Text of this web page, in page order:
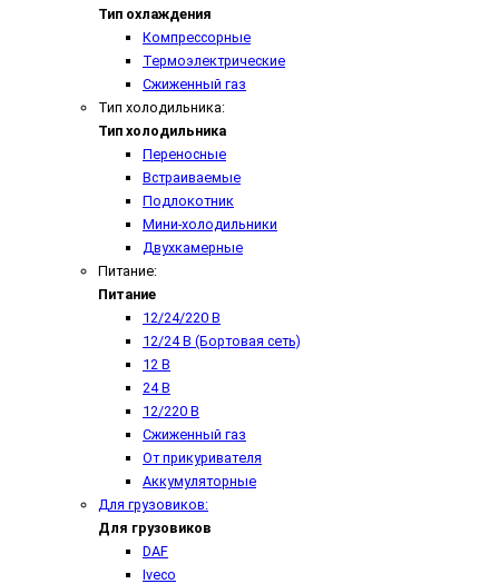
Тип охлаждения
Компрессорные
Термоэлектрические
Сжиженный газ
Тип холодильника:
Тип холодильника
Переносные
Встраиваемые
Подлокотник
Мини-холодильники
Двухкамерные
Питание:
Питание
12/24/220 В
12/24 В (Бортовая сеть)
12 В
24 В
12/220 В
Сжиженный газ
От прикуривателя
Аккумуляторные
Для грузовиков:
Для грузовиков
DAF
Iveco